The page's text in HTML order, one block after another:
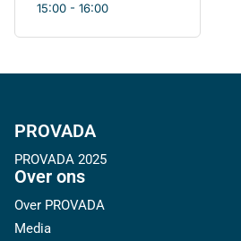
15:00 - 16:00
PROVADA
PROVADA 2025
Over ons
Over PROVADA
Media